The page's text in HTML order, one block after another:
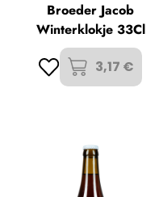
Broeder Jacob
Winterklokje 33Cl
3,17 €